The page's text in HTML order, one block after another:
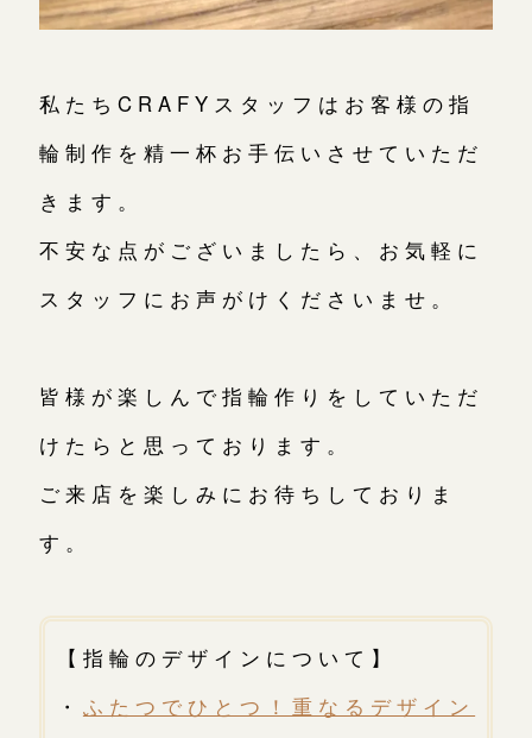
私たちCRAFYスタッフはお客様の指
輪制作を精一杯お手伝いさせていただ
きます。
不安な点がございましたら、お気軽に
スタッフにお声がけくださいませ。
皆様が楽しんで指輪作りをしていただ
けたらと思っております。
ご来店を楽しみにお待ちしておりま
す。
【指輪のデザインについて】
・ ふたつでひとつ！重なるデザイン